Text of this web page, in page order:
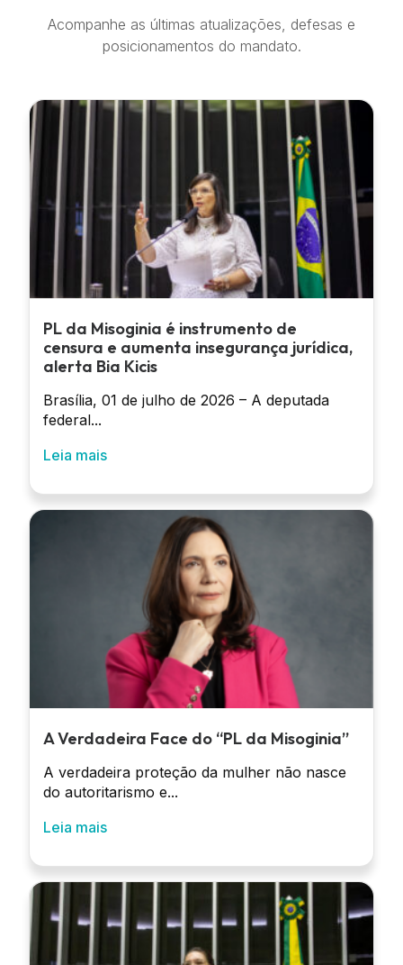
Acompanhe as últimas atualizações, defesas e
posicionamentos do mandato.
PL da Misoginia é instrumento de
censura e aumenta insegurança jurídica,
alerta Bia Kicis
Brasília, 01 de julho de 2026 – A deputada
federal...
Leia mais
A Verdadeira Face do “PL da Misoginia”
A verdadeira proteção da mulher não nasce
do autoritarismo e...
Leia mais